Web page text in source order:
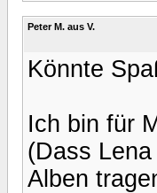
Peter M. aus V.
Könnte
Ich bin für
(Dass
Alben